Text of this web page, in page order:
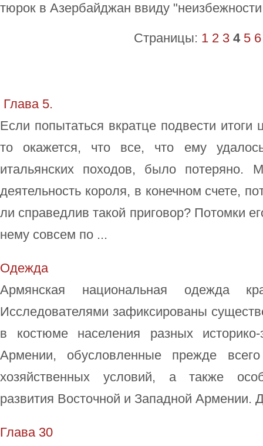
тюрок в Азербайджан ввиду
Страницы: 1 2 3 4 5 6
Глава 5.
Если попытаться вкратце подвести
то окажется, что все, что ему
итальянских походов, было потеряно.
деятельность короля, в конечном счете,
ли справедлив такой приговор? Потомки
нему совсем по ...
Одежда
Армянская национальная одежда
Исследователями зафиксированы
в костюме населения разных историко-
Армении, обусловленные прежде
хозяйственных условий, а также
развития Восточной и Западной Армении.
Глава 30